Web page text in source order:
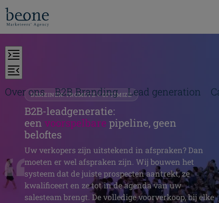
Over ons B2B Branding Lead generation
DOMEINEN: PROMOTE + OPTIMIZE
B2B-leadgeneratie:
een voorspelbare pipeline, geen
beloftes
Uw verkopers zijn uitstekend in afspraken? Dan
moeten er wel afspraken zijn. Wij bouwen het
systeem dat de juiste prospecten aantrekt, ze
kwalificeert en ze tot in de agenda van uw
salesteam brengt. De volledige voorverkoop, bij elke